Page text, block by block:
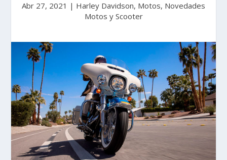
Abr 27, 2021 | Harley Davidson, Motos, Novedades
Motos y Scooter